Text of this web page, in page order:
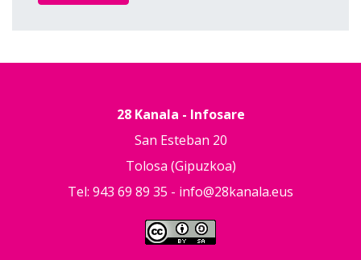
28 Kanala - Infosare
San Esteban 20
Tolosa (Gipuzkoa)
Tel: 943 69 89 35 - info@28kanala.eus